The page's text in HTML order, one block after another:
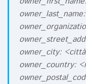
owner_city:
owner_country: